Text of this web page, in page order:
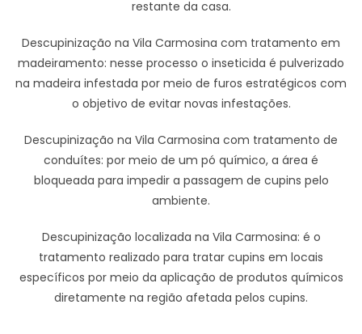
restante da casa.
Descupinização na Vila Carmosina com tratamento em
madeiramento: nesse processo o inseticida é pulverizado
na madeira infestada por meio de furos estratégicos com
o objetivo de evitar novas infestações.
Descupinização na Vila Carmosina com tratamento de
conduítes: por meio de um pó químico, a área é
bloqueada para impedir a passagem de cupins pelo
ambiente.
Descupinização localizada na Vila Carmosina: é o
tratamento realizado para tratar cupins em locais
específicos por meio da aplicação de produtos químicos
diretamente na região afetada pelos cupins.